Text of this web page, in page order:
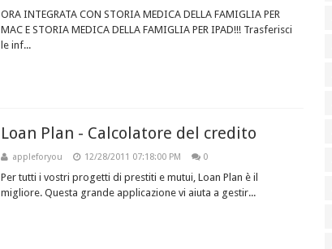
ORA INTEGRATA CON STORIA MEDICA DELLA FAMIGLIA PER
MAC E STORIA MEDICA DELLA FAMIGLIA PER IPAD!!! Trasferisci
le inf...
Loan Plan - Calcolatore del credito
appleforyou 12/28/2011 07:18:00 PM 0
Per tutti i vostri progetti di prestiti e mutui, Loan Plan è il
migliore. Questa grande applicazione vi aiuta a gestir...